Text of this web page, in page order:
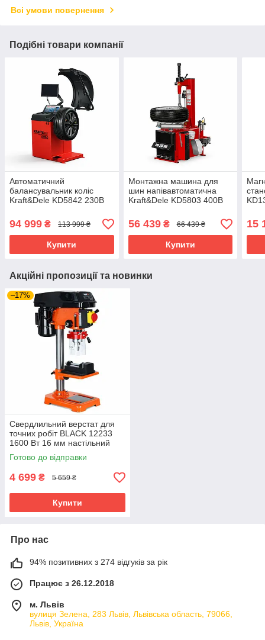
Всі умови повернення
Подібні товари компанії
Автоматичний
балансувальник коліс
Kraft&Dele KD5842 230В
верстат для шин та дисків
94 999 ₴ 113 999 ₴
Купити
Монтажна машина для
шин напівавтоматична
Kraft&Dele KD5803 400В
для шин та дисків
56 439₴ 66 439 ₴
Купити
15
Акційні пропозиції та новинки
–17%
Свердлильний верстат для
точних робіт BLACK 12233
1600 Вт 16 мм настільний
верстат для свердління
металів настільний
Готово до відправки
4 699 ₴ 5 659 ₴
Купити
Про нас
94% позитивних з 274 відгуків за рік
Працює з 26.12.2018
м. Львів
вулиця Зелена, 283 Львів, Львівська область, 79066,
Львів, Україна